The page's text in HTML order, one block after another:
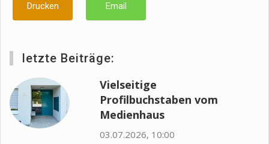
Drucken Email
letzte Beiträge:
Vielseitige
Profilbuchstaben vom
Medienhaus
03.07.2026, 10:00